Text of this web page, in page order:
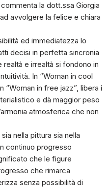
la dott.ssa Giorgia
avvolgere la felice e chiara
ed immediatezza lo
decisi in perfetta sincronia
e irrealtà si fondono in
In “Woman in cool
“Woman in free jazz”, libera i
e dà maggior peso
atmosferica che non
nella pittura sia nella
continuo progresso
che le figure
che rimarca
senza possibilità di